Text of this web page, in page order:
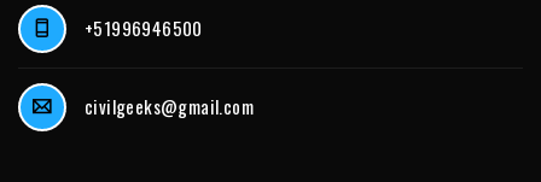
+51996946500
civilgeeks@gmail.com